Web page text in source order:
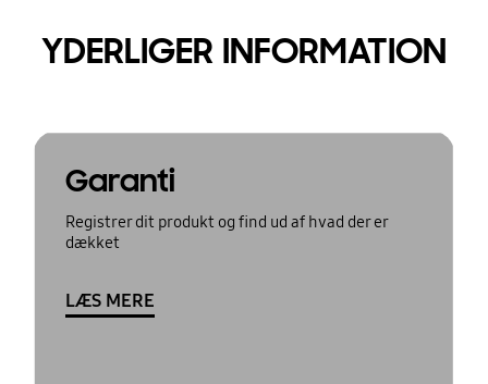
YDERLIGER INFORMATION
Garanti
Registrer dit produkt og find ud af hvad der er
dækket
LÆS MERE